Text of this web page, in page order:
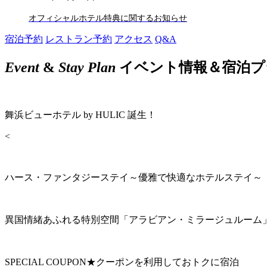
オフィシャルホテル特典に関するお知らせ
宿泊予約 レストラン予約 アクセス Q&A
Event& Stay Plan イベント情報＆宿泊
舞浜ビューホテル by HULIC 誕生！
<
ハース・ファンタジーステイ～優雅で快適なホテルステイ～
異国情緒あふれる特別空間「アラビアン・ミラージュルーム
SPECIAL COUPON★クーポンを利用しておトクに宿泊